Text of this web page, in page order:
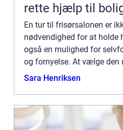
rette hjælp til
En tur til frisørsalonen er
nødvendighed for at holde
også en mulighed for
og fornyelse. At vælge den
essentielt for at sikre, at
Sara Henriksen